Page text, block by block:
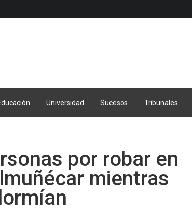
Universidad Sucesos Tribunales
por robar en
mientras